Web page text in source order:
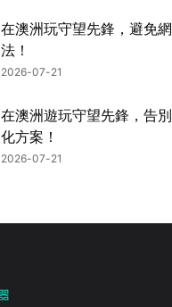
在澳洲玩守望先鋒，避免
法！
2026-07-21
在澳洲遊玩守望先鋒，告
化方案！
2026-07-21